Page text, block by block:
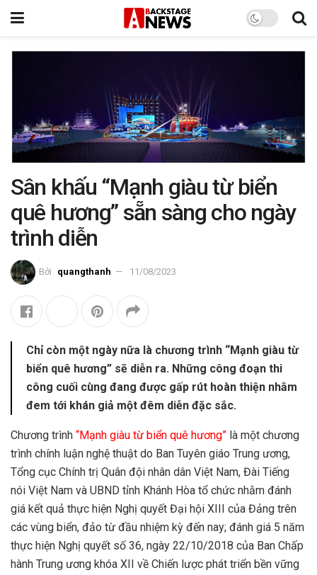
Sân khấu “Mạnh giàu từ biển
quê hương” sẵn sàng cho ngày
trình diễn
Bởi quangthanh 11/08/2023
Chỉ còn một ngày nữa là chương trình “Mạnh giàu từ
biển quê hương” sẽ diễn ra. Những công đoạn thi
công cuối cùng đang được gấp rút hoàn thiện nhằm
đem tới khán giả một đêm diễn đặc sắc.
Chương trình “Mạnh giàu từ biển quê hương” là một chương
trình chính luận nghệ thuật do Ban Tuyên giáo Trung ương,
Tổng cục Chính trị Quân đội nhân dân Việt Nam, Đài Tiếng
nói Việt Nam và UBND tỉnh Khánh Hòa tổ chức nhằm đánh
giá kết quả thực hiện Nghị quyết Đại hội XIII của Đảng trên
các vùng biển, đảo từ đầu nhiệm kỳ đến nay; đánh giá 5 năm
thực hiện Nghị quyết số 36, ngày 22/10/2018 của Ban Chấp
hành Trung ương khóa XII về Chiến lược phát triển bền vững